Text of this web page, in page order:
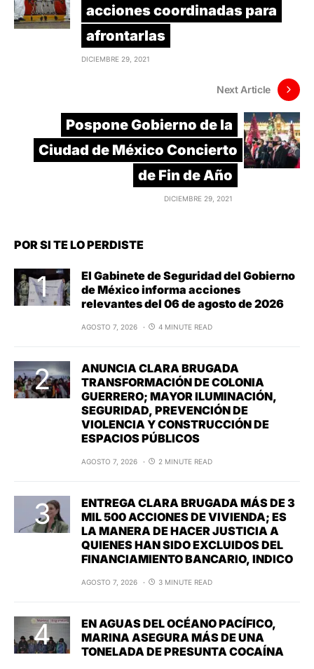
acciones coordinadas para
afrontarlas
DICIEMBRE 29, 2021
Next Article
Pospone Gobierno de la
Ciudad de México Concierto
de Fin de Año
DICIEMBRE 29, 2021
POR SI TE LO PERDISTE
El Gabinete de Seguridad del Gobierno
de México informa acciones
relevantes del 06 de agosto de 2026
AGOSTO 7, 2026 4 MINUTE READ
ANUNCIA CLARA BRUGADA
TRANSFORMACIÓN DE COLONIA
GUERRERO; MAYOR ILUMINACIÓN,
SEGURIDAD, PREVENCIÓN DE
VIOLENCIA Y CONSTRUCCIÓN DE
ESPACIOS PÚBLICOS
AGOSTO 7, 2026 2 MINUTE READ
ENTREGA CLARA BRUGADA MÁS DE 3
MIL 500 ACCIONES DE VIVIENDA; ES
LA MANERA DE HACER JUSTICIA A
QUIENES HAN SIDO EXCLUIDOS DEL
FINANCIAMIENTO BANCARIO, INDICO
AGOSTO 7, 2026 3 MINUTE READ
EN AGUAS DEL OCÉANO PACÍFICO,
MARINA ASEGURA MÁS DE UNA
TONELADA DE PRESUNTA COCAÍNA